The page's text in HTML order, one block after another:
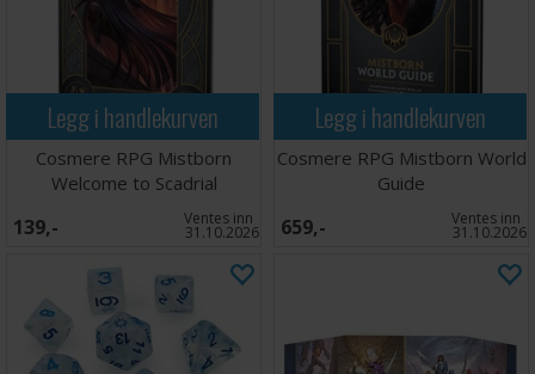
Legg i handlekurven
Cosmere RPG Mistborn
Welcome to Scadrial
139,- Ventes inn
31.10.2026
Legg i handlekurven
Cosmere RPG Mistborn World
Guide
659,- Ventes inn
31.10.2026